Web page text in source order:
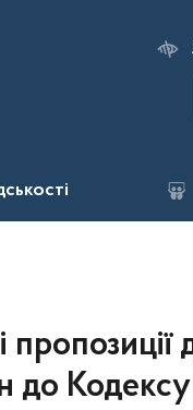
до Кодексу